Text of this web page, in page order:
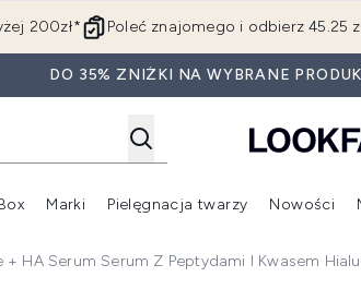
200zł* Poleć znajomego i odbierz 45.25
DO 35% ZNIŻKI NA WYBRANE
Wejdź do podmenu (Beauty Box)
Marki
Wejdź do podmenu (Marki)
Pielęgnacja twarzy Nowości
+ HA Serum Serum Z Peptydami I Kwasem